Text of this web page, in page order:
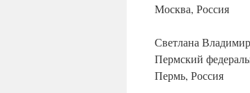
Москва, Россия
Светлана
Пермский
Пермь, Россия